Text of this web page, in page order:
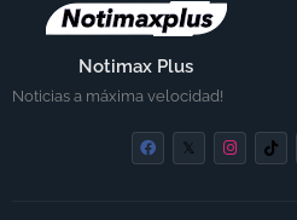
Notimax Plus
Noticias a máxima velocidad!